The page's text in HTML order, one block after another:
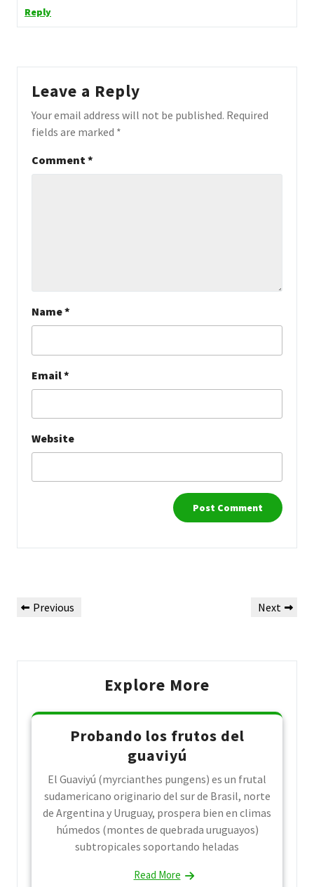
Reply
Leave a Reply
Your email address will not be published. Required
fields are marked *
Comment *
Name*
Email*
Website
navigation
Previous
Previous
Next
Next
Explore More
Probando los frutos del
guaviyú
El Guaviyú (myrcianthes pungens) es un frutal
sudamericano originario del sur de Brasil, norte
de Argentina y Uruguay, prospera bien en climas
húmedos (montes de quebrada uruguayos)
subtropicales soportando heladas
Read More